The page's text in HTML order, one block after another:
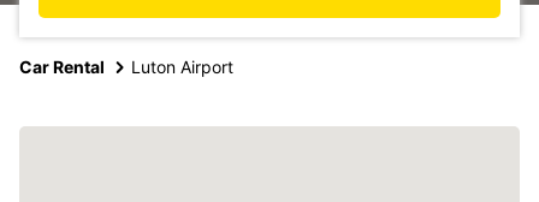
Car Rental Luton Airport